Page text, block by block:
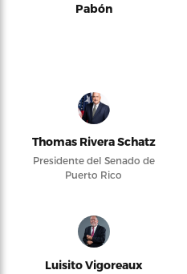
Pabón
Thomas Rivera Schatz
Presidente del Senado de
Puerto Rico
Luisito Vigoreaux